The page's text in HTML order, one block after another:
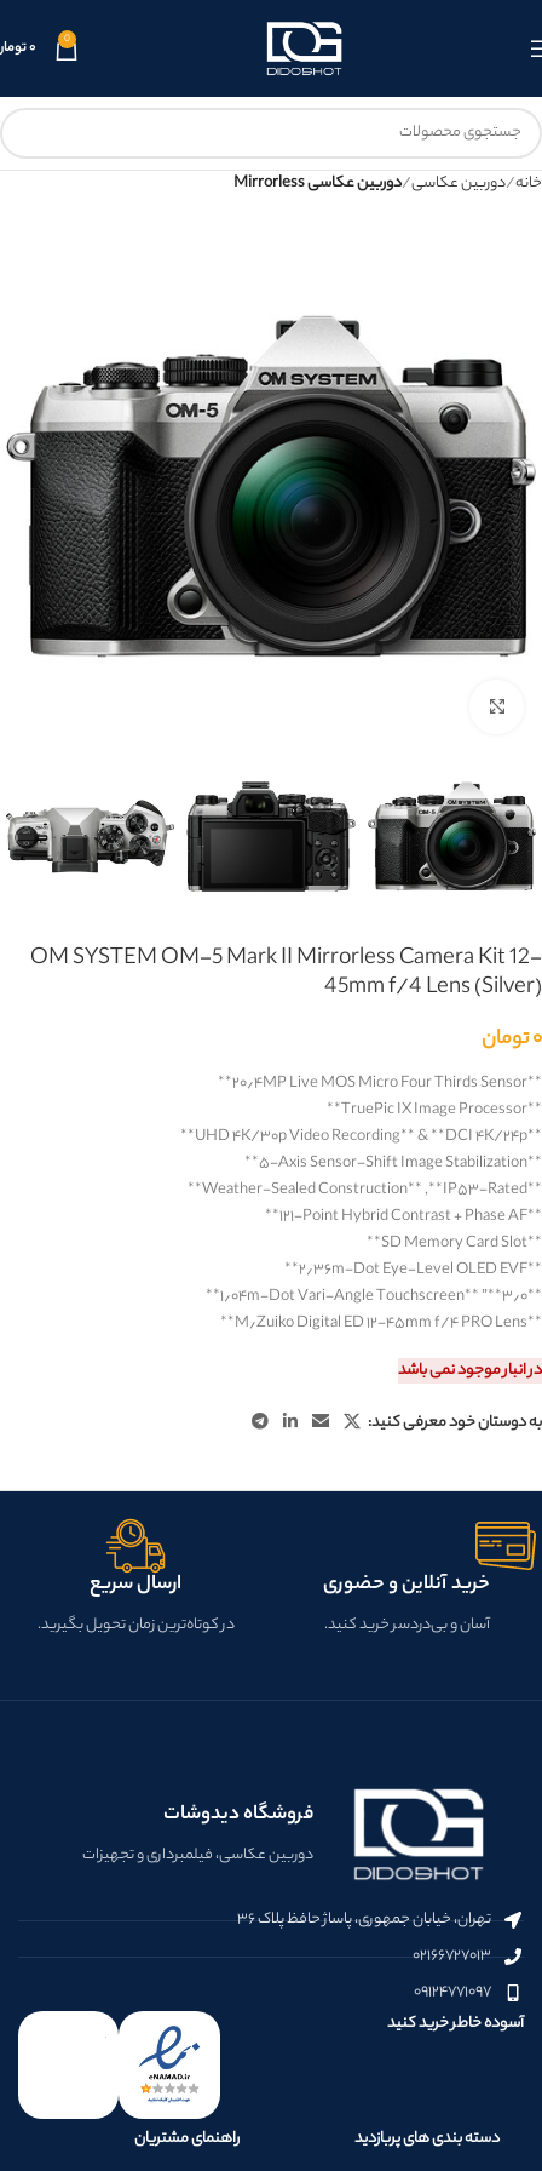
0 ۰
خانه دوربین عکاسی دوربین عکاسی Mirrorless
OM SYSTEM OM-5 Mark II Mirrorless Camera Kit 12-
45mm f/4 Lens (Silver)
۰تومان
**۲۰٫۴MP Live MOS Micro Four Thirds Sensor
**
**
TruePic IX Image Processor
**
**DCI ۴K/۲۴p** & **UHD ۴K/۳۰p Video Recording**
**۵-Axis Sensor-Shift Image Stabilization**
**IP۵۳-Rated**, **
Weather-Sealed Construction
**
**۱۲۱-Point Hybrid Contrast + Phase AF**
**
SD Memory Card Slot
**
**۲٫۳۶m-Dot Eye-Level OLED EVF
**
**۳٫۰ **” **۱٫۰۴m-Dot Vari-Angle Touchscreen **
**M٫Zuiko Digital ED ۱۲-۴۵mm f/۴ PRO Lens
**
در انبار موجود نمی باشد
به دوستان خود معرفی کنید:
خرید آنلاین و حضوری
آسان و بی‌دردسر خرید کنید.
ارسال سریع
در کوتاه‌ترین زمان تحویل بگیرید.
فروشگاه دیدوشات
دوربین عکاسی، فیلمبرداری و تجهیزات
تهران، خیابان جمهوری، پاساژ حافظ پلاک ۳۶
۰۲۱۶۶۷۲۷۰۱۳
۰۹۱۲۴۷۷۱۰۹۷
دسته بندی های پربازدید
راهنمای مشتریان
آسوده خاطر خرید کنید